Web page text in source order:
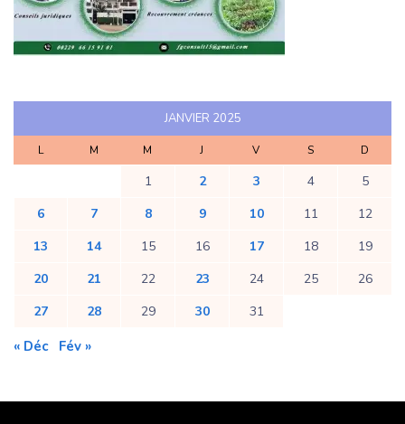
JANVIER 2025
L M M J V S D
1 2 3 4
5
6
7 8 9 10 11
12
13
14 15 16 17 18
19
20
21 22 23 24 25
26
27
28 29 30 31
« Déc Fév »